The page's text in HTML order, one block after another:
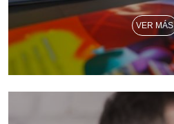
VER MÁS